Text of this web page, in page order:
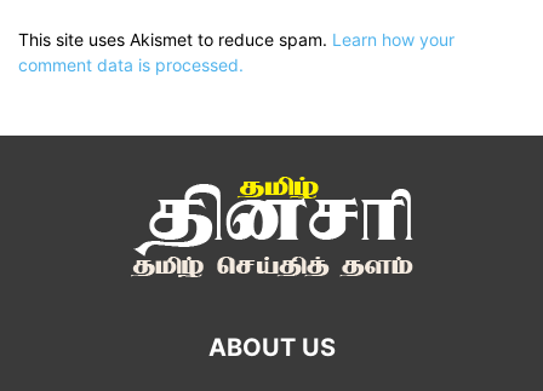
This site uses Akismet to reduce spam. Learn how your
comment data is processed.
ABOUT US